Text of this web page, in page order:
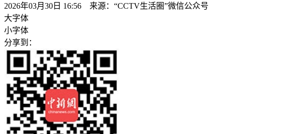
2026年03月30日 16:56 来源：“CCTV生活圈”微信公众号
大字体
小字体
分享到：